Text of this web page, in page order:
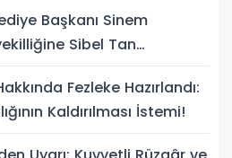
Başkanı Sinem
Sibel Tan
Fezleke Hazırlandı:
Kaldırılması İstemi!